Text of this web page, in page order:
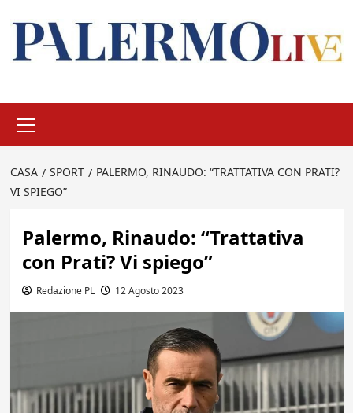
principale
CASA SPORT
PALERMO, RINAUDO: “TRATTATIVA CON PRATI?
VI SPIEGO”
Palermo, Rinaudo: “Trattativa
con Prati? Vi spiego”
Redazione PL 12 Agosto 2023